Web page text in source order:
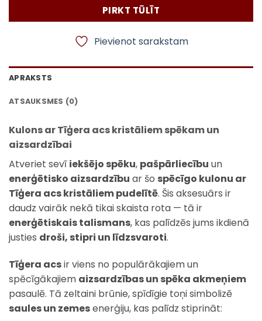
PIRKT TŪLĪT
Pievienot sarakstam
APRAKSTS
ATSAUKSMES (0)
Kulons ar Tīģera acs kristāliem spēkam un
aizsardzībai
Atveriet sevīiekšējo spēku, pašpārliecību un
enerģētisko aizsardzību ar šo spēcīgo kulonu ar
Tīģera acs kristāliem pudelītē. Šis aksesuārs ir
daudz vairāk nekā tikai skaista rota — tā ir
enerģētiskais talismans, kas palīdzēs jums ikdienā
justies droši, stipri un līdzsvaroti.
Tīģera acsir viens no populārākajiem un
spēcīgākajiem aizsardzības un spēka akmeņiem
pasaulē. Tā zeltaini brūnie, spīdīgie toņi simbolizē
saules un zemesenerģiju, kas palīdz stiprināt: